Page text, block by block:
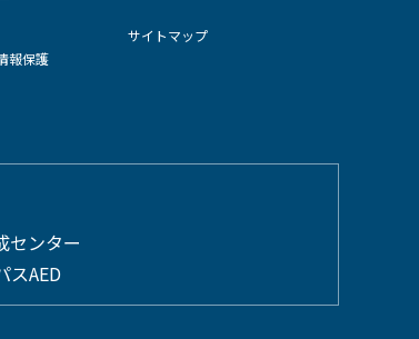
報保護
サイトマップ
センター
スAED